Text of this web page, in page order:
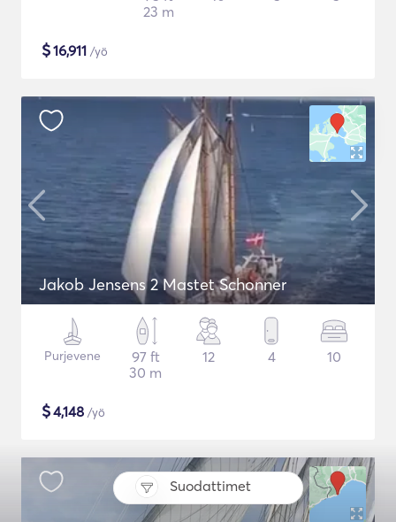
Suodattimet
23 m
$16,911 /yö
Jakob Jensens 2 Mastet Schonner
Purjevene
97 ft
30 m
12 4 10
$4,148 /yö